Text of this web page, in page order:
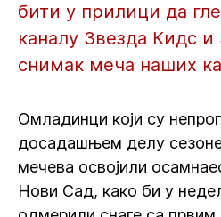
бити у прилици да
каналу Звезда Кидс
снимак меча наших
Омладинци који су
досадашњем делу сезоне
мечева освојили
Нови Сад, како би у